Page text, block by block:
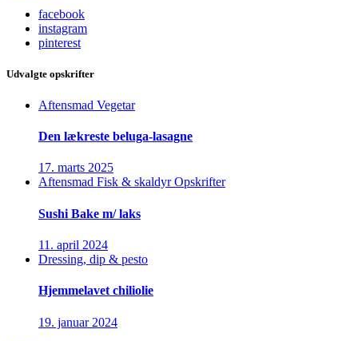
facebook
instagram
pinterest
Udvalgte opskrifter
Aftensmad Vegetar
Den lækreste beluga-lasagne
17. marts 2025
Aftensmad Fisk & skaldyr Opskrifter
Sushi Bake m/ laks
11. april 2024
Dressing, dip & pesto
Hjemmelavet chiliolie
19. januar 2024